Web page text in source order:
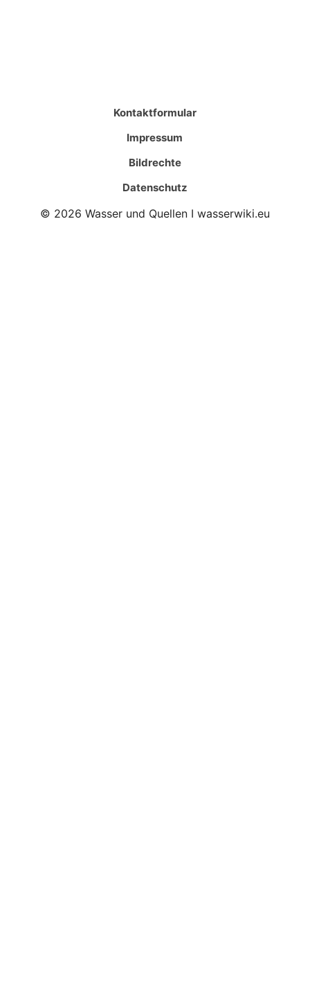
Kontaktformular
Impressum
Bildrechte
Datenschutz
© 2026 Wasser und Quellen I wasserwiki.eu